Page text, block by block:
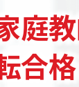
庭
合